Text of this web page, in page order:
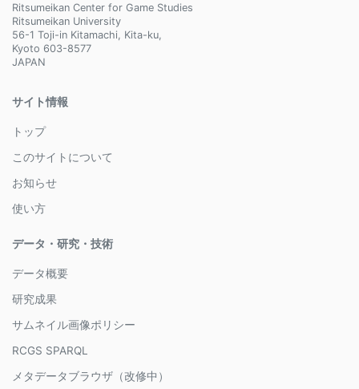
Ritsumeikan Center for Game Studies
Ritsumeikan University
56-1 Toji-in Kitamachi, Kita-ku,
Kyoto 603-8577
JAPAN
サイト情報
トップ
このサイトについて
お知らせ
使い方
データ・研究・技術
データ概要
研究成果
サムネイル画像ポリシー
RCGS SPARQL
メタデータブラウザ（改修中）